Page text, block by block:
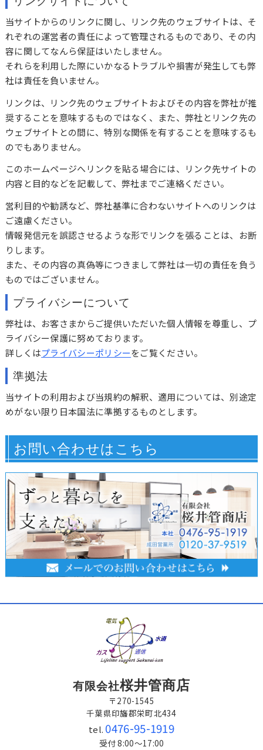
当サイトからのリンクに関し、リンク先のウェブサイトは、そ
れぞれの運営者の責任によって管理されるものであり、その内
容に関してなんら保証はいたしません。
それらを利用した際にいかなるトラブルや損害が発生しても弊
社は責任を負いません。
リンクは、リンク先のウェブサイトおよびその内容を弊社が推
奨することを意味するものではなく、また、弊社とリンク先の
ウェブサイトとの間に、特別な関係を有することを意味するも
のでもありません。
このホームページへリンクを貼る場合には、リンク先サイトの
内容と目的などを記載して、弊社までご連絡ください。
営利目的や勧誘など、弊社基準に合わないサイトへのリンクは
ご遠慮ください。
情報発信元を誤認させるような形でリンクを張ることは、お断
りします。
また、その内容の真偽等につきまして弊社は一切の責任を負う
ものではございません。
プライバシーについて
弊社は、お客さまからご提供いただいた個人情報を尊重し、プ
ライバシー保護に努めております。
詳しくはプライバシーポリシーをご覧ください。
準拠法
当サイトの利用および当規約の解釈、適用については、別途定
めがない限り日本国法に準拠するものとします。
お問い合わせはこちら
有限会社桜井管商店
〒270-1545
千葉県印旛郡栄町北434
tel. 0476-95-1919
受付 8:00～17:00